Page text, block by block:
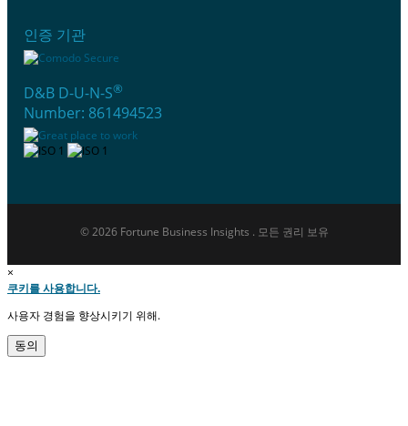
인증 기관
D&B D-U-N-S®
Number: 861494523
© 2026 Fortune Business Insights . 모든 권리 보유
×
쿠키를 사용합니다.
사용자 경험을 향상시키기 위해.
동의